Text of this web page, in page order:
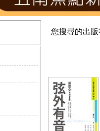
您搜尋的出版